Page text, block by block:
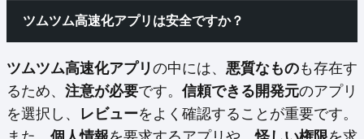
ツムツム高速化アプリは安全ですか？
ツムツム高速化アプリ の中には、 悪質なものも存在す
るため、 注意が必要です。 信頼できる開発元のアプリ
を選択し、 レビューをよく確認することが重要です。